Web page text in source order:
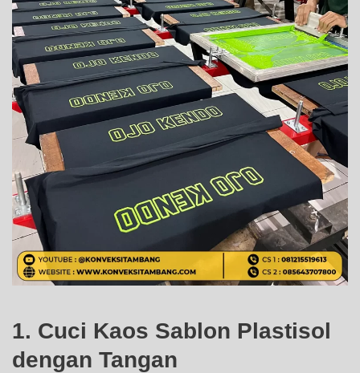
1. Cuci Kaos Sablon Plastisol
dengan Tangan